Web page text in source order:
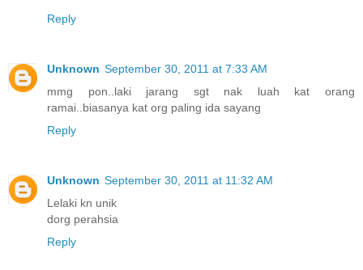
Reply
Unknown September 30, 2011 at 7:33 AM
mmg pon..laki jarang sgt nak luah kat orang
ramai..biasanya kat org paling ida sayang
Reply
Unknown September 30, 2011 at 11:32 AM
Lelaki kn unik
dorg perahsia
Reply